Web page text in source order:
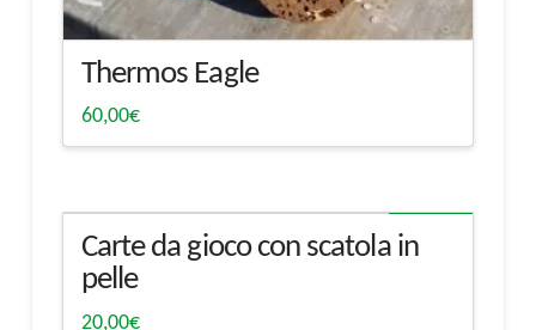
Thermos Eagle
60,00€
Spedibile
Carte da gioco con scatola in
pelle
20,00€